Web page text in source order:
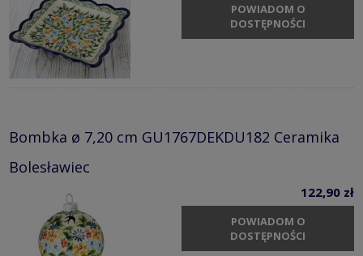
POWIADOM O
DOSTĘPNOŚCI
Bombka ø 7,20 cm GU1767DEKDU182 Ceramika
Bolesławiec
122,90 zł
POWIADOM O
DOSTĘPNOŚCI